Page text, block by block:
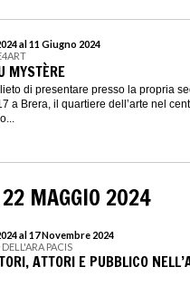
al 11 Giugno 2024
MYSTÈRE
di presentare presso la propria
a Brera, il quartiere dell’arte nel
22 MAGGIO 2024
al 17 Novembre 2024
PACIS
ATTORI E PUBBLICO